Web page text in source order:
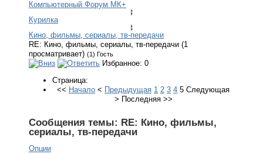
Компьютерный Форум МК+
Курилка
Кино, фильмы, сериалы, тв-передачи
RE: Кино, фильмы, сериалы, тв-передачи (1
просматривает) (1) Гость
Избранное: 0
Страница:
<< Начало < Предыдущая 1 2 3 4 5 Следующая
> Последняя>>
Сообщения темы: RE: Кино, фильмы,
сериалы, тв-передачи
Опции